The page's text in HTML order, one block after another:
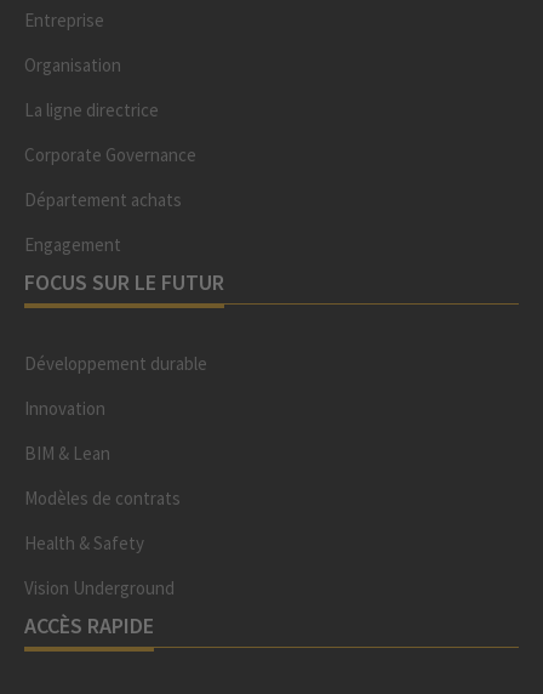
Entreprise
Organisation
La ligne directrice
Corporate Governance
Département achats
Engagement
FOCUS SUR LE FUTUR
Développement durable
Innovation
BIM & Lean
Modèles de contrats
Health & Safety
Vision Underground
ACCÈS RAPIDE